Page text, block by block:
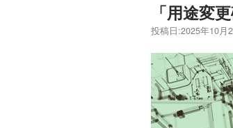
「用途変
投稿日:2025年10月